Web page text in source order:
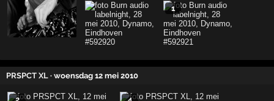
1
PRSPCT XL · woensdag 12 mei 2010